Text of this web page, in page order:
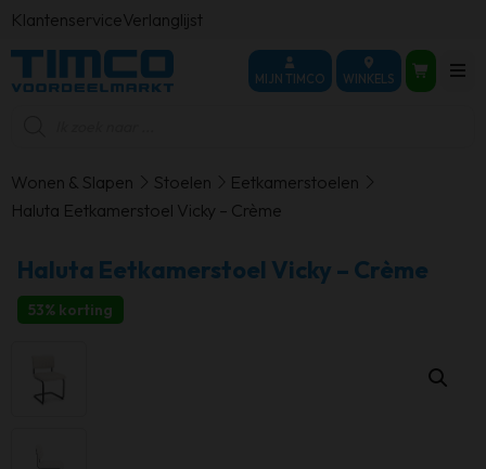
KlantenserviceVerlanglijst
MIJN TIMCO WINKELS
Wonen & Slapen Stoelen
Eetkamerstoelen
Haluta Eetkamerstoel Vicky – Crème
Haluta Eetkamerstoel Vicky – Crème
53% korting